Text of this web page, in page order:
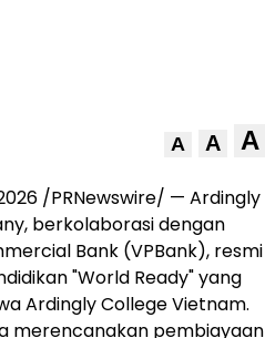
A A A
/PRNewswire/ — Ardingly
berkolaborasi dengan
Bank (VPBank), resmi
"World Ready" yang
Ardingly College Vietnam.
merencanakan pembiayaan